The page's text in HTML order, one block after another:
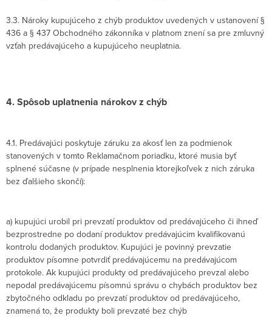
3.3. Nároky kupujúceho z chýb produktov uvedených v ustanovení §
436 a § 437 Obchodného zákonníka v platnom znení sa pre zmluvný
vzťah predávajúceho a kupujúceho neuplatnia.
4. Spôsob uplatnenia nárokov z chýb
4.1. Predávajúci poskytuje záruku za akosť len za podmienok
stanovených v tomto Reklamačnom poriadku, ktoré musia byť
splnené súčasne (v prípade nesplnenia ktorejkoľvek z nich záruka
bez ďalšieho skončí):
a) kupujúci urobil pri prevzatí produktov od predávajúceho či ihneď
bezprostredne po dodaní produktov predávajúcim kvalifikovanú
kontrolu dodaných produktov. Kupujúci je povinný prevzatie
produktov písomne potvrdiť predávajúcemu na predávajúcom
protokole. Ak kupujúci produkty od predávajúceho prevzal alebo
nepodal predávajúcemu písomnú správu o chybách produktov bez
zbytočného odkladu po prevzatí produktov od predávajúceho,
znamená to, že produkty boli prevzaté bez chýb